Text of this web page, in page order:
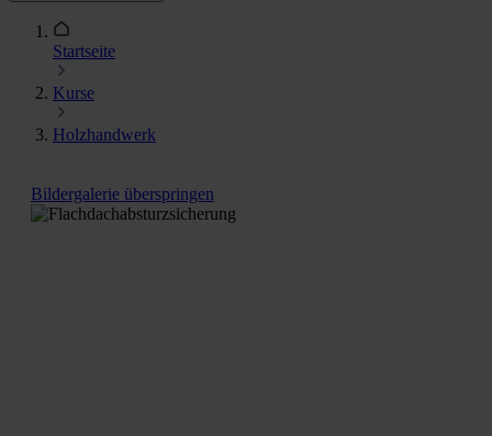
Startseite
Kurse
Holzhandwerk
Bildergalerie überspringen